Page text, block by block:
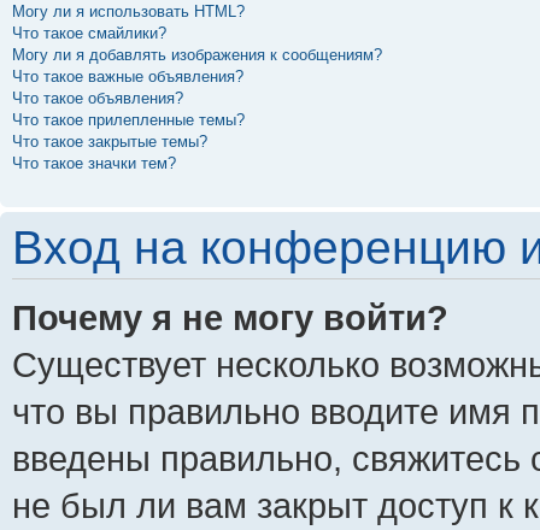
Могу ли я использовать HTML?
Что такое смайлики?
Могу ли я добавлять изображения к сообщениям?
Что такое важные объявления?
Что такое объявления?
Что такое прилепленные темы?
Что такое закрытые темы?
Что такое значки тем?
Вход на конференцию
Почему я не могу войти?
Существует несколько
что вы правильно вводите имя
введены правильно,
не был ли вам закрыт доступ к